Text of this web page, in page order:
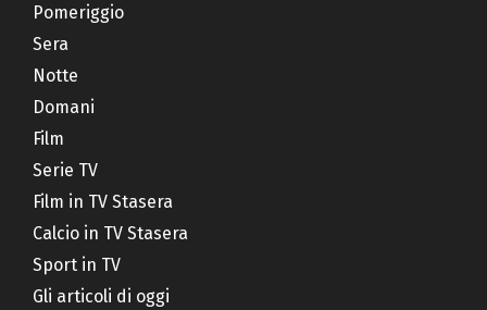
Pomeriggio
Sera
Notte
Domani
Film
Serie TV
Film in TV Stasera
Calcio in TV Stasera
Sport in TV
Gli articoli di oggi